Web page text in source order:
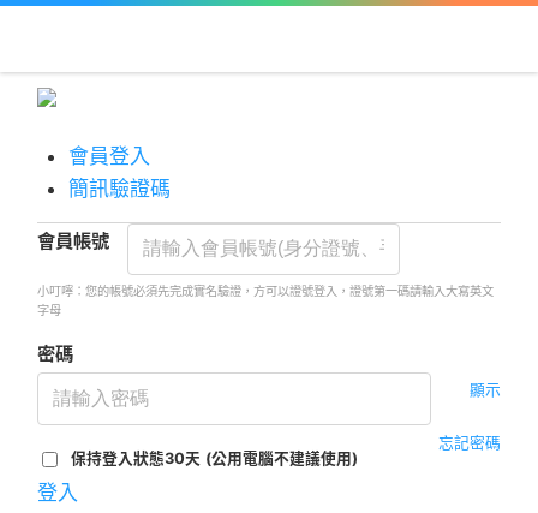
會員登入
簡訊驗證碼
會員帳號
小叮嚀：您的帳號必須先完成實名驗證，方可以證號登入，證號第一碼請輸入大寫英文
字母
密碼
顯示
忘記密碼
保持登入狀態30天 (公用電腦不建議使用)
登入